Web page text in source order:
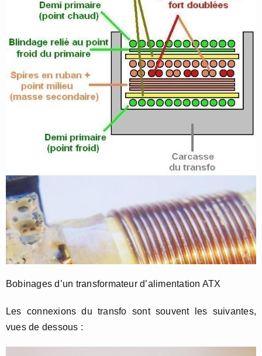
Bobinages d’un transformateur d’alimentation ATX
Les connexions du transfo sont souvent les suivantes,
vues de dessous :